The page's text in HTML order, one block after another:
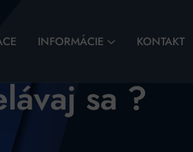
INFORMÁCIE KONTAKT
sa ?